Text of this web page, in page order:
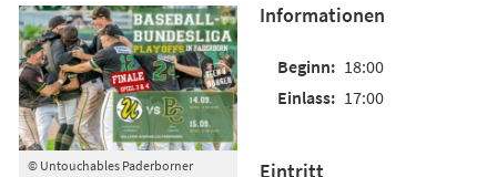
© Untouchables Paderborner
Informationen
18:00
17:00
Eintritt